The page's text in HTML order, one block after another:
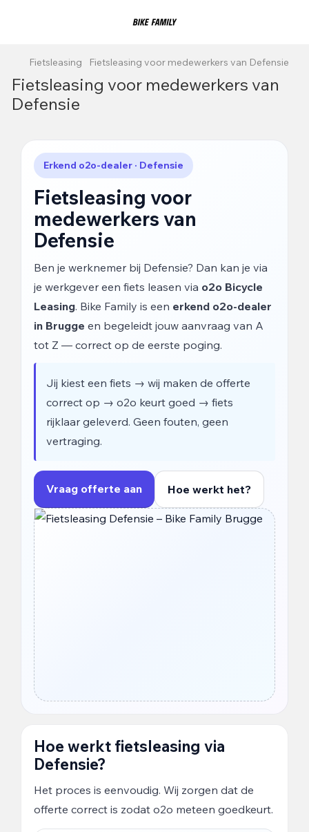
Fietsleasing Fietsleasing voor medewerkers van Defensie
Fietsleasing voor medewerkers van
Defensie
Erkend o2o-dealer · Defensie
Fietsleasing voor
medewerkers van
Defensie
Ben je werknemer bij Defensie? Dan kan je via
je werkgever een fiets leasen via o2o Bicycle
Leasing. Bike Family is een erkend o2o-dealer
in Brugge en begeleidt jouw aanvraag van A
tot Z — correct op de eerste poging.
Jij kiest een fiets → wij maken de offerte
correct op → o2o keurt goed → fiets
rijklaar geleverd. Geen fouten, geen
vertraging.
Vraag offerte aan Hoe werkt het?
Hoe werkt fietsleasing via
Defensie?
Het proces is eenvoudig. Wij zorgen dat de
offerte correct is zodat o2o meteen goedkeurt.